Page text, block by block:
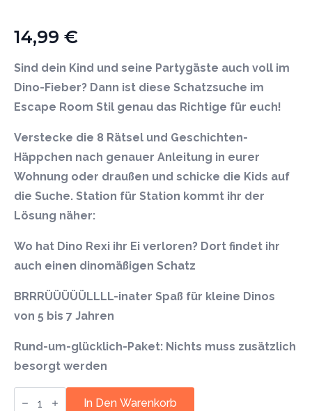
14,99 €
Sind dein Kind und seine Partygäste auch voll im
Dino-Fieber? Dann ist diese Schatzsuche im
Escape Room Stil genau das Richtige für euch!
Verstecke die 8 Rätsel und Geschichten-
Häppchen nach genauer Anleitung in eurer
Wohnung oder draußen und schicke die Kids auf
die Suche. Station für Station kommt ihr der
Lösung näher:
Wo hat Dino Rexi ihr Ei verloren? Dort findet ihr
auch einen dinomäßigen Schatz
BRRRÜÜÜÜÜLLLL-inater Spaß für kleine Dinos
von 5 bis 7 Jahren
Rund-um-glücklich-Paket: Nichts muss zusätzlich
besorgt werden
Dinosaurier
Schnitzeljagd. In Den Warenkorb